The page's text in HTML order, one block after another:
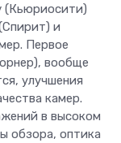
(Кьюриосити)
и
Первое
вообще
улучшения
камер.
в высоком
обзора, оптика